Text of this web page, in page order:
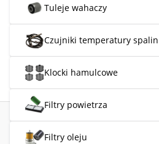
Tuleje wahaczy
Czujniki temperatury spalin
Klocki hamulcowe
Filtry powietrza
Filtry oleju